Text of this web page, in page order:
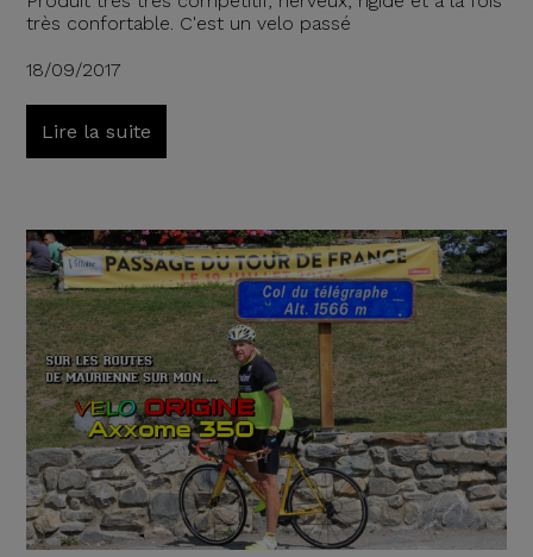
très confortable. C'est un velo passé
18/09/2017
Lire la suite